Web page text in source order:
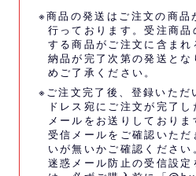
※商品の発送はご注文の商品
行っております。受注商
する商品がご注文に含ま
納品が完了次第の発送と
めご了承ください。
※ご注文完了後、登録いただ
ドレス宛にご注文が完了
メールをお送りしておりま
受信メールをご確認いた
いが無いかご確認ください
迷惑メール防止の受信設